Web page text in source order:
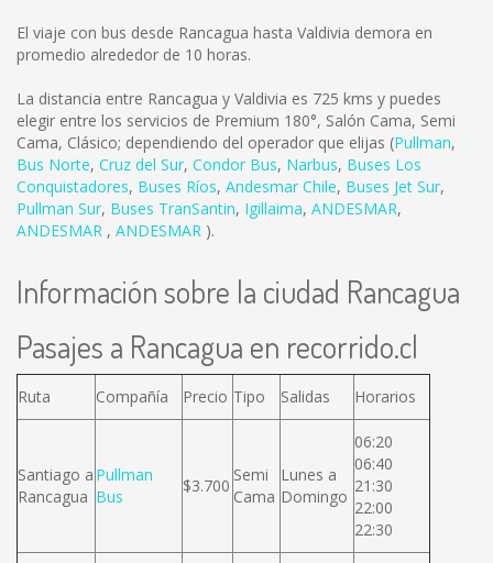
El viaje con bus desde Rancagua hasta Valdivia demora en
promedio alrededor de 10 horas.
La distancia entre Rancagua y Valdivia es 725 kms y puedes
elegir entre los servicios de Premium 180°, Salón Cama, Semi
Cama, Clásico; dependiendo del operador que elijas (Pullman,
Bus Norte, Cruz del Sur, Condor Bus, Narbus, Buses Los
Conquistadores, Buses Ríos, Andesmar Chile, Buses Jet Sur,
Pullman Sur, Buses TranSantin, Igillaima, ANDESMAR,
ANDESMAR , ANDESMAR ).
Información sobre la ciudad Rancagua
Pasajes a Rancagua en recorrido.cl
Ruta Compañía Precio Tipo Salidas Horarios
Santiago a
Rancagua
Pullman
Bus
$3.700
Semi
Cama
Lunes a
Domingo
06:20
06:40
21:30
22:00
22:30